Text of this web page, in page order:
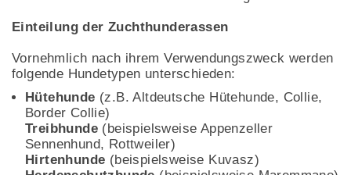
Einteilung der Zuchthunderassen
Vornehmlich nach ihrem Verwendungszweck werden
folgende Hundetypen unterschieden:
Hütehunde (z.B. Altdeutsche Hütehunde, Collie,
Border Collie)
Treibhunde (beispielsweise Appenzeller
Sennenhund, Rottweiler)
Hirtenhunde (beispielsweise Kuvasz)